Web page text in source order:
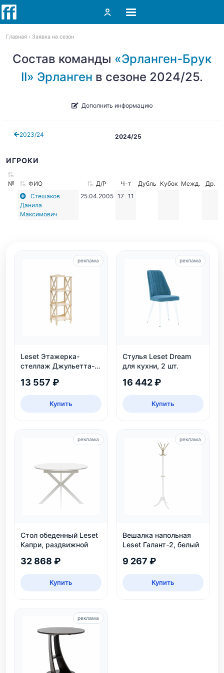
Главная Заявка на сезон
Состав команды «Эрланген-Брук
II» Эрланген в сезоне 2024/25.
Дополнить информацию
2023/24 2024/25
ИГРОКИ
№ ФИО Д/Р Ч-т Дубль Кубок Межд.
Др.
Стешаков
Данила
Максимович
25.04.2005 17 11
Leset Этажерка-
стеллаж Джульетта-3,
13 557 ₽
Купить
реклама
Стулья Leset Dream
для кухни, 2 шт.
16 442 ₽
Купить
реклама
Стол обеденный Leset
Капри, раздвижной
32 868 ₽
Купить
реклама
Вешалка напольная
Leset Галант-2, белый
9 267 ₽
Купить
реклама
реклама